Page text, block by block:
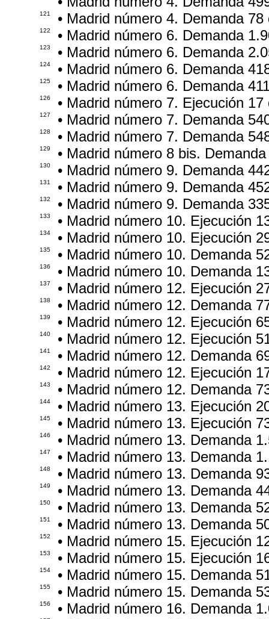
121 • Madrid número 4. Demanda 78
122 • Madrid número 6. Demanda
123 • Madrid número 6. Demanda
124 • Madrid número 6. Demanda
125 • Madrid número 6. Demanda
126 • Madrid número 7. Ejecución 17
127 • Madrid número 7. Demanda
128 • Madrid número 7. Demanda
129 • Madrid número 8 bis.
130 • Madrid número 9. Demanda
131 • Madrid número 9. Demanda
132 • Madrid número 9. Demanda
133 • Madrid número 10. Ejecución
134 • Madrid número 10. Ejecución
135 • Madrid número 10. Demanda
136 • Madrid número 10. Demanda
137 • Madrid número 12. Ejecución
138 • Madrid número 12. Demanda
139 • Madrid número 12. Ejecución
140 • Madrid número 12. Ejecución
141 • Madrid número 12. Demanda
142 • Madrid número 12. Ejecución
143 • Madrid número 12. Demanda
144 • Madrid número 13. Ejecución
145 • Madrid número 13. Ejecución
146 • Madrid número 13. Demanda
147 • Madrid número 13. Demanda
148 • Madrid número 13. Demanda
149 • Madrid número 13. Demanda
150 • Madrid número 13. Demanda
151 • Madrid número 13. Demanda
152 • Madrid número 15. Ejecución
153 • Madrid número 15. Ejecución
154 • Madrid número 15. Demanda
155 • Madrid número 15. Demanda
156 • Madrid número 16. Demanda